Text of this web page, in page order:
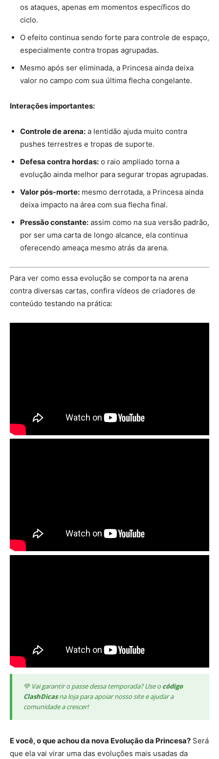
os ataques, apenas em momentos específicos do
ciclo.
O efeito continua sendo forte para controle de espaço,
especialmente contra tropas agrupadas.
Mesmo após ser eliminada, a Princesa ainda deixa
valor no campo com sua última flecha congelante.
Interações importantes:
Controle de arena: a lentidão ajuda muito contra
pushes terrestres e tropas de suporte.
Defesa contra hordas: o raio ampliado torna a
evolução ainda melhor para segurar tropas agrupadas.
Valor pós-morte: mesmo derrotada, a Princesa ainda
deixa impacto na área com sua flecha final.
Pressão constante: assim como na sua versão padrão,
por ser uma carta de longo alcance, ela continua
oferecendo ameaça mesmo atrás da arena.
Para ver como essa evolução se comporta na arena
contra diversas cartas, confira vídeos de criadores de
conteúdo testando na prática:
💚 Vai garantir o passe dessa temporada? Use o código
ClashDicasna loja para apoiar nosso site e ajudar a
comunidade a crescer!
E você, o que achou da nova Evolução da Princesa? Será
que ela vai virar uma das evoluções mais usadas da